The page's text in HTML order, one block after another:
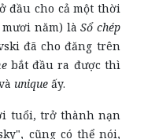
đầu cho cả một thời
mươi năm) làSổ chép
đã cho đăng trên
bắt đầu ra được thì
unique ấy.
tuổi, trở thành nạn
cũng có thể nói,